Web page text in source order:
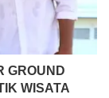
GROUND
WISATA